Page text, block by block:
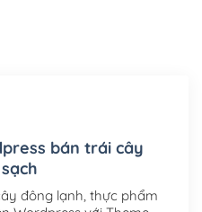
năm)
(+450,000₫)
bán trái cây
đông lạnh, thực phẩm